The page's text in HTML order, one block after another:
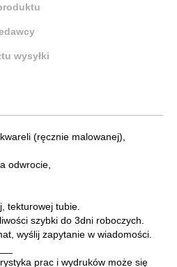
wysyłki
(ręcznie malowanej),
odwrocie,
tekturowej tubie.
szybki do 3dni roboczych.
wyślij zapytanie w wiadomości.
prac i wydruków może się